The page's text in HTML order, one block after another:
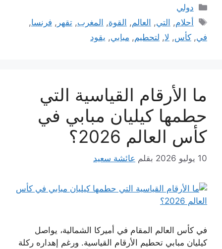
التصنيفات
دولي
الوسوم
أحلام, التي, العالم, القوة, المغرب,تقهر , فرنسا,
في, كأس, لا, لتحطيم, مبابي, يقود
ما الأرقام القياسية التي
حطمها كيليان مبابي في
كأس العالم 2026؟
10 يوليو 2026 بقلم عائشة سعيد
في كأس العالم المقام في أميركا الشمالية، يواصل
كيليان مبابي تحطيم الأرقام القياسية. ورغم إهداره ركلة